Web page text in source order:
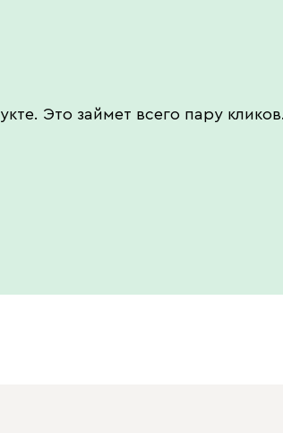
Это займет всего пару кликов.